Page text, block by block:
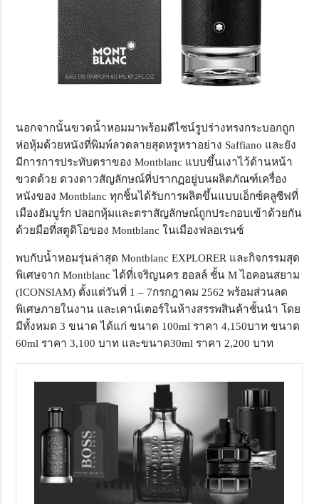
นอกจากนั้นขวดน้ำหอมมาพร้อมดีไซน์รูปร่างทรงกระบอกถูก
ห่อหุ้มด้วยหนังที่พิมพ์ลวดลายสุดหรูหราอย่าง Saffiano และยัง
มีการการประทับตราของ Montblanc แบบขึ้นเงาไว้ด้านหน้า
ขวดด้วย ดวงดาวสัญลักษณ์ที่ปรากฏอยู่บนผลิตภัณฑ์เครื่อง
หนังของ Montblanc ทุกชิ้นได้รับการผลิตขึ้นแบบเอ็กซ์คลูซีฟที่
เมืองฮัมบูร์ก ปลอกหุ้มและตราสัญลักษณ์ถูกประกอบเข้าด้วยกัน
ด้วยมือที่สตูดิโอของ Montblanc ในเมืองฟลอเรนซ์
พบกับน้ำหอมรุ่นล่าสุด Montblanc EXPLORER และกิจกรรมสุด
พิเศษจาก Montblanc ได้ที่เจริญนคร ฮอลล์ ชั้น M ไอคอนสยาม
(ICONSIAM) ตั้งแต่วันที่ 1 – 7กรกฎาคม 2562 พร้อมส่วนลด
พิเศษภายในงาน และเคาน์เตอร์ในห้างสรรพสินค้าชั้นนำ โดย
มีทั้งหมด 3 ขนาด ได้แก่ ขนาด 100ml ราคา 4,150บาท ขนาด
60ml ราคา 3,100 บาท และขนาด30ml ราคา 2,200 บาท